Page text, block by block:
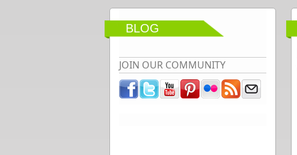
BLOG
JOIN OUR COMMUNITY